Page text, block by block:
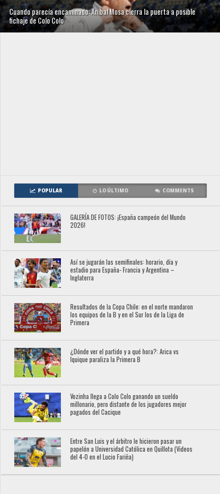
Cuando parecía encaminado: Aníbal Mosa cierra la puerta a posible
fichaje de Colo Colo
POPULAR LO ÚLTIMO COMMENTS
GALERÍA DE FOTOS: ¡España campeón del Mundo
2026!
Así se jugarán las semifinales: horario, día y
estadio para España- Francia y Argentina –
Inglaterra
Resultados de la Copa Chile: en el norte mandaron
los equipos de la B y en el Sur los de la Liga de
Primera
¿Dónde ver el partido y a qué hora?: Arica vs
Iquique paraliza la Primera B
Vozinha llega a Colo Colo ganando un sueldo
millonario, pero distante de los jugadores mejor
pagados del Cacique
Entre San Luis y el árbitro le hicieron pasar un
papelón a Universidad Católica en Quillota (Videos
del 4-0 en el Lucio Fariña)